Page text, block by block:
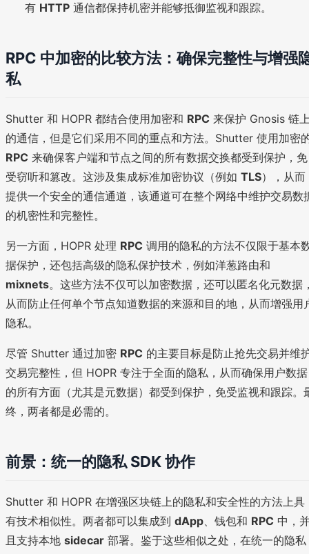
有 HTTP 通信都保持机密并能够抵御监视和跟踪。
RPC 中加密的比较方法：确保完整性与增强
私
Shutter 和 HOPR 都结合使用加密和 RPC 来保护 Gnosis 链
的通信，但是它们采用不同的重点和方法。Shutter 使用加密
RPC 来确保客户端和节点之间的所有数据交换都受到保护，免
受窃听和篡改。这涉及集成标准加密协议（例如 TLS），从而
提供一个安全的通信通道，该通道可在整个网络中维护交易数
的机密性和完整性。
另一方面，HOPR 处理 RPC 调用的隐私的方法不仅限于基本
据保护，还包括高级的隐私保护技术，例如洋葱路由和
mixnets。这些方法不仅可以加密数据，还可以匿名化元数据
从而防止任何单个节点知道数据的来源和目的地，从而增强用
隐私。
尽管 Shutter 通过加密 RPC 的主要目标是防止抢先交易并维
交易完整性，但 HOPR 专注于全面的隐私，从而确保用户数据
的所有方面（尤其是元数据）都受到保护，免受监视和跟踪。
终，两者都是必需的。
前景：统一的隐私 SDK 协作
Shutter 和 HOPR 在增强区块链上的隐私和安全性的方法上具
有技术相似性。两者都可以集成到 dApp、钱包和 RPC 中，
且支持本地 sidecar 部署。鉴于这些相似之处，在统一的隐私